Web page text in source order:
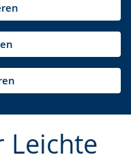
Leichte